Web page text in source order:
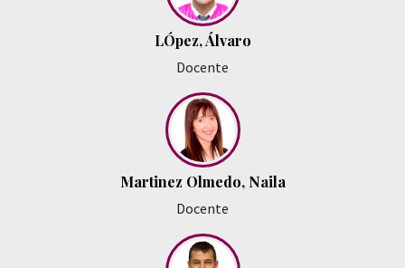
LÓpez, Álvaro
Docente
Martinez Olmedo, Naila
Docente